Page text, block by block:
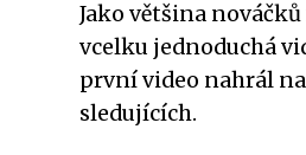
Jako většina
vcelku jednoduchá
první video nahrál na
sledujících.